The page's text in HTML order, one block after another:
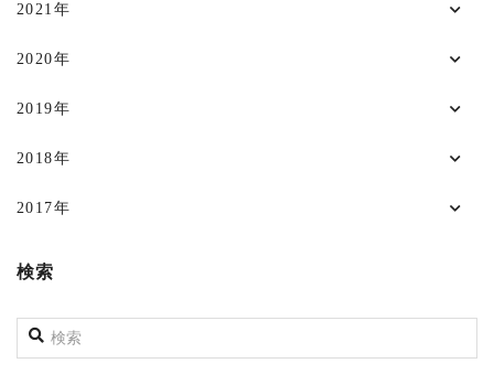
2021年
2020年
2019年
2018年
2017年
検索